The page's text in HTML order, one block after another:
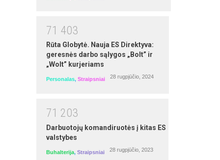
71 403
Rūta Globytė. Nauja ES Direktyva:
geresnės darbo sąlygos „Bolt” ir
„Wolt” kurjeriams
Personalas, Straipsniai 28 rugpjūčio, 2024
71 203
Darbuotojų komandiruotės į kitas ES
valstybes
Buhalterija, Straipsniai 28 rugpjūčio, 2023
Ūkininko ūkio veiklos buhalterinė
apskaita dvejybine sistema ir mokesčiai
pradedantiesiems (savarankiški
nuotoliniai mokymai)
autorius: Laima Buitkienė